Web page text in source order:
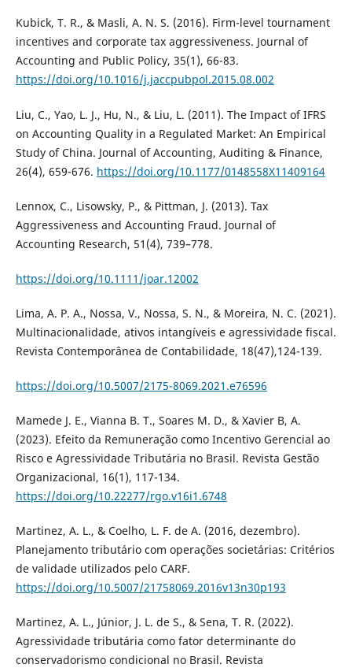
Kubick, T. R., & Masli, A. N. S. (2016). Firm-level tournament
incentives and corporate tax aggressiveness. Journal of
Accounting and Public Policy, 35(1), 66-83.
https://doi.org/10.1016/j.jaccpubpol.2015.08.002
Liu, C., Yao, L. J., Hu, N., & Liu, L. (2011). The Impact of IFRS
on Accounting Quality in a Regulated Market: An Empirical
Study of China. Journal of Accounting, Auditing & Finance,
26(4), 659-676. https://doi.org/10.1177/0148558X11409164
Lennox, C., Lisowsky, P., & Pittman, J. (2013). Tax
Aggressiveness and Accounting Fraud. Journal of
Accounting Research, 51(4), 739–778.
https://doi.org/10.1111/joar.12002
Lima, A. P. A., Nossa, V., Nossa, S. N., & Moreira, N. C. (2021).
Multinacionalidade, ativos intangíveis e agressividade fiscal.
Revista Contemporânea de Contabilidade, 18(47),124-139.
https://doi.org/10.5007/2175-8069.2021.e76596
Mamede J. E., Vianna B. T., Soares M. D., & Xavier B, A.
(2023). Efeito da Remuneração como Incentivo Gerencial ao
Risco e Agressividade Tributária no Brasil. Revista Gestão
Organizacional, 16(1), 117-134.
https://doi.org/10.22277/rgo.v16i1.6748
Martinez, A. L., & Coelho, L. F. de A. (2016, dezembro).
Planejamento tributário com operações societárias: Critérios
de validade utilizados pelo CARF.
https://doi.org/10.5007/21758069.2016v13n30p193
Martinez, A. L., Júnior, J. L. de S., & Sena, T. R. (2022).
Agressividade tributária como fator determinante do
conservadorismo condicional no Brasil. Revista